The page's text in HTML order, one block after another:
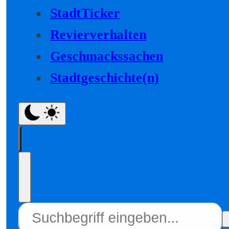
StadtTicker
Revierverhalten
Geschmackssachen
Stadtgeschichte(n)